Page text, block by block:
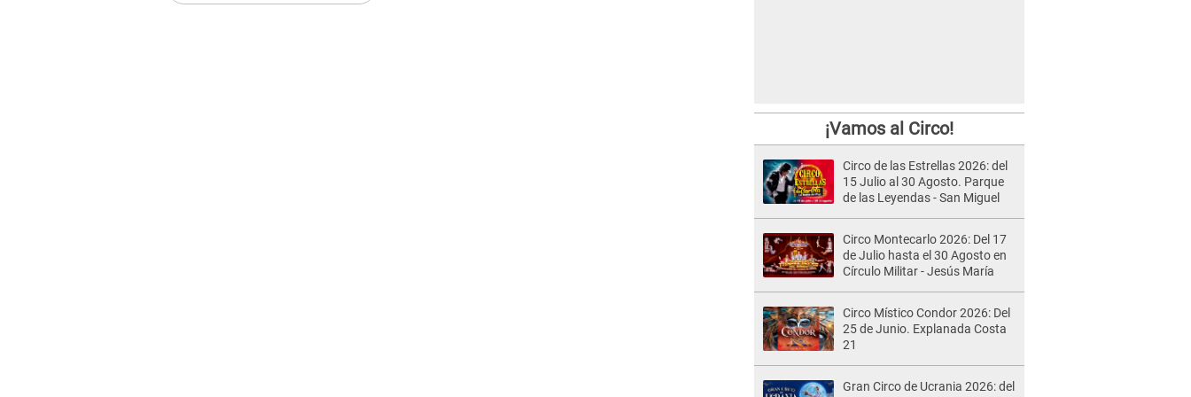
¡Vamos al Circo!
Circo de las Estrellas 2026: del
15 Julio al 30 Agosto. Parque
de las Leyendas - San Miguel
Circo Montecarlo 2026: Del 17
de Julio hasta el 30 Agosto en
Círculo Militar - Jesús María
Circo Místico Condor 2026: Del
25 de Junio. Explanada Costa
21
Gran Circo de Ucrania 2026: del